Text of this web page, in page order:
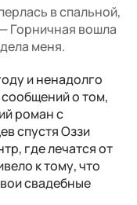
в спальной,
Горничная вошла
меня.
и ненадолго
сообщений о том,
роман с
спустя Оззи
где лечатся от
к тому, что
свадебные